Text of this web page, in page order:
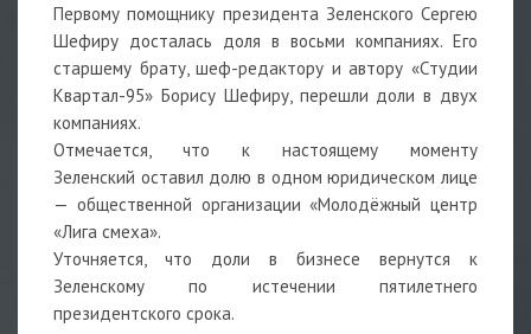
Первому помощнику президента Зеленского Сергею
Шефиру досталась доля в восьми компаниях. Его
старшему брату, шеф-редактору и автору «Студии
Квартал-95» Борису Шефиру, перешли доли в двух
компаниях.
Отмечается, что к настоящему моменту
Зеленский оставил долю в одном юридическом лице
— общественной организации «Молодёжный центр
«Лига смеха».
Уточняется, что доли в бизнесе вернутся к
Зеленскому по истечении пятилетнего
президентского срока.